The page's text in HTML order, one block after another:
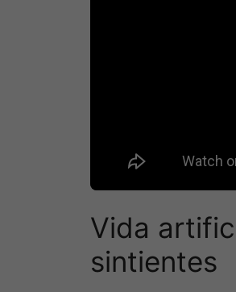
Vida
sintientes